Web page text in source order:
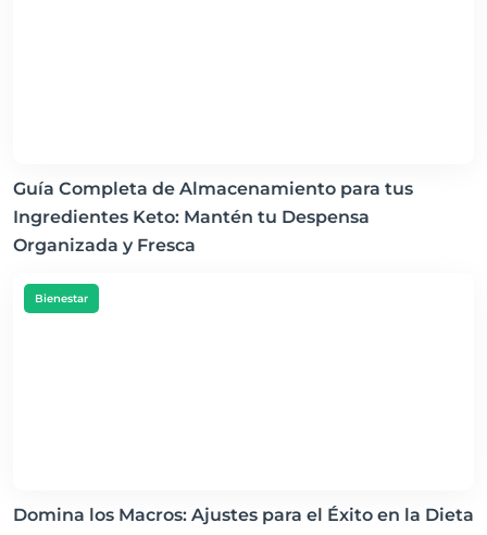
Guía Completa de Almacenamiento para tus
Ingredientes Keto: Mantén tu Despensa
Organizada y Fresca
Bienestar
Domina los Macros: Ajustes para el Éxito en la Dieta